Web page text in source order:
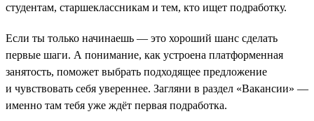
студентам, старшеклассникам и тем, кто ищет подработку.
Если ты только начинаешь — это хороший шанс сделать
первые шаги. А понимание, как устроена платформенная
занятость, поможет выбрать подходящее предложение
и чувствовать себя увереннее. Загляни в раздел «Вакансии» —
именно там тебя уже ждёт первая подработка.